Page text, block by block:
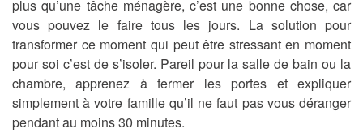
plus qu’une tâche ménagère, c’est une bonne chose, car
vous pouvez le faire tous les jours. La solution pour
transformer ce moment qui peut être stressant en moment
pour soi c’est de s’isoler. Pareil pour la salle de bain ou la
chambre, apprenez à fermer les portes et expliquer
simplement à votre famille qu’il ne faut pas vous déranger
pendant au moins 30 minutes.